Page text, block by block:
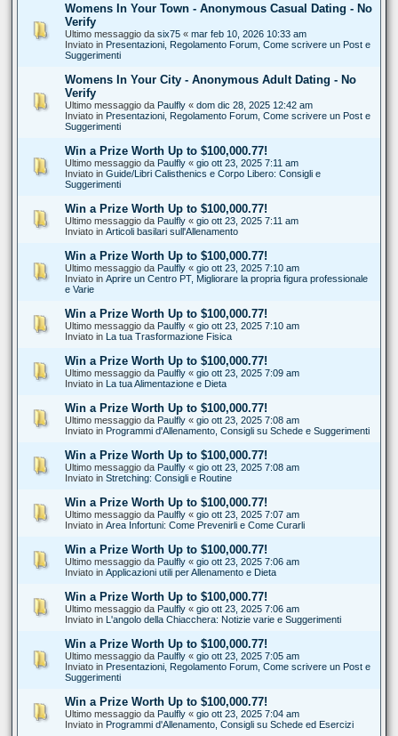
Womens In Your Town - Anonymous Casual Dating - No
Verify
Ultimo messaggio da six75 « mar feb 10, 2026 10:33 am
Inviato in Presentazioni, Regolamento Forum, Come scrivere un Post e
Suggerimenti
Womens In Your City - Anonymous Adult Dating - No
Verify
Ultimo messaggio da Paulfly « dom dic 28, 2025 12:42 am
Inviato in Presentazioni, Regolamento Forum, Come scrivere un Post e
Suggerimenti
Win a Prize Worth Up to $100,000.77!
Ultimo messaggio da Paulfly « gio ott 23, 2025 7:11 am
Inviato in Guide/Libri Calisthenics e Corpo Libero: Consigli e
Suggerimenti
Win a Prize Worth Up to $100,000.77!
Ultimo messaggio da Paulfly « gio ott 23, 2025 7:11 am
Inviato in Articoli basilari sull'Allenamento
Win a Prize Worth Up to $100,000.77!
Ultimo messaggio da Paulfly « gio ott 23, 2025 7:10 am
Inviato in Aprire un Centro PT, Migliorare la propria figura professionale
e Varie
Win a Prize Worth Up to $100,000.77!
Ultimo messaggio da Paulfly « gio ott 23, 2025 7:10 am
Inviato in La tua Trasformazione Fisica
Win a Prize Worth Up to $100,000.77!
Ultimo messaggio da Paulfly « gio ott 23, 2025 7:09 am
Inviato in La tua Alimentazione e Dieta
Win a Prize Worth Up to $100,000.77!
Ultimo messaggio da Paulfly « gio ott 23, 2025 7:08 am
Inviato in Programmi d'Allenamento, Consigli su Schede e Suggerimenti
Win a Prize Worth Up to $100,000.77!
Ultimo messaggio da Paulfly « gio ott 23, 2025 7:08 am
Inviato in Stretching: Consigli e Routine
Win a Prize Worth Up to $100,000.77!
Ultimo messaggio da Paulfly « gio ott 23, 2025 7:07 am
Inviato in Area Infortuni: Come Prevenirli e Come Curarli
Win a Prize Worth Up to $100,000.77!
Ultimo messaggio da Paulfly « gio ott 23, 2025 7:06 am
Inviato in Applicazioni utili per Allenamento e Dieta
Win a Prize Worth Up to $100,000.77!
Ultimo messaggio da Paulfly « gio ott 23, 2025 7:06 am
Inviato in L'angolo della Chiacchera: Notizie varie e Suggerimenti
Win a Prize Worth Up to $100,000.77!
Ultimo messaggio da Paulfly « gio ott 23, 2025 7:05 am
Inviato in Presentazioni, Regolamento Forum, Come scrivere un Post e
Suggerimenti
Win a Prize Worth Up to $100,000.77!
Ultimo messaggio da Paulfly « gio ott 23, 2025 7:04 am
Inviato in Programmi d'Allenamento, Consigli su Schede ed Esercizi